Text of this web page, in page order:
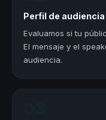
Perfil de audiencia
Evaluamos si tu
El mensaje y el
audiencia.